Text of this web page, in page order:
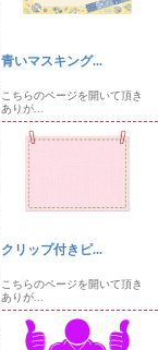
青いマスキング...
こちらのページを開いて頂き
ありが...
クリップ付きピ...
こちらのページを開いて頂き
ありが...